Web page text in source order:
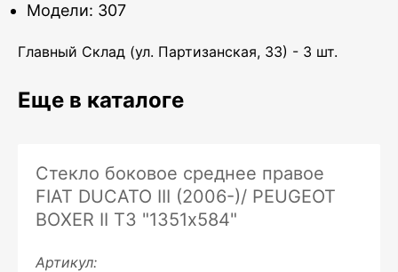
Модели: 307
Главный Склад (ул. Партизанская, 33) - 3 шт.
Еще в каталоге
Стекло боковое среднее правое
FIAT DUCATO III (2006-)/ PEUGEOT
BOXER II ТЗ "1351х584"
Артикул: